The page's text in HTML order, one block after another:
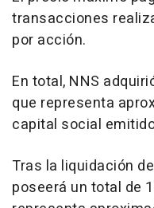
transacciones
por acción.
En total, NNS
que representa
capital social
Tras la liquidación
poseerá un total de